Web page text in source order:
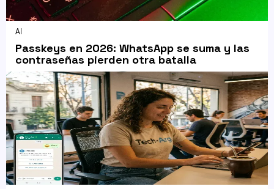
AI
Passkeys en 2026: WhatsApp se suma y las
contraseñas pierden otra batalla